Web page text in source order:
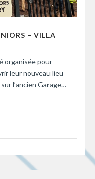
– VILLA
organisée pour
leur nouveau lieu
l’ancien Garage…